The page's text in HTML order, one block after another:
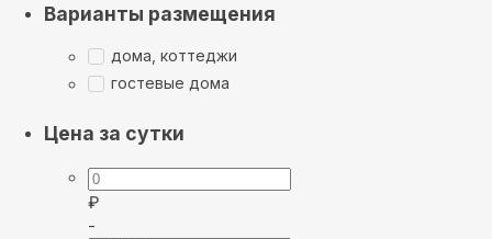
Варианты размещения
дома, коттеджи
гостевые дома
Цена за сутки
₽
-